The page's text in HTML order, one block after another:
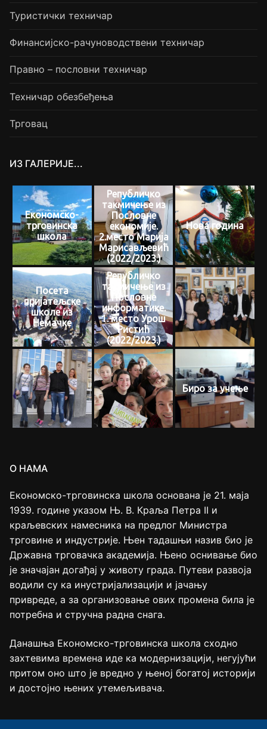
Туристички техничар
Финансијско-рачуноводствени техничар
Правно – пословни техничар
Техничар обезбеђења
Трговац
ИЗ ГАЛЕРИЈЕ...
Економско-
трговинска
школа
Републичко
такмичење из
Пословне
економије.
2.место Марија
Марисављевић
(2022/2023.)
Нова година
Посета
пријатељске
школе из
Немачке
Републичко
такмичење из
Пословне
информатике.
1. место Урош
Ристић
(2022/2023.)
Биро за учење
О НАМА
Економско-трговинска школа основана је 21. маја
1939. године указом Њ. В. Краља Петра II и
краљевских намесника на предлог Министра
трговине и индустрије. Њен тадашњи назив био је
Државна трговачка академија. Њено оснивање био
је значајан догађај у животу града. Путеви развоја
водили су ка инустријализацији и јачању
привреде, а за организовање ових промена била је
потребна и стручна радна снага.
Данашња Економско-трговинска школа сходно
захтевима времена иде ка модернизацији, негујући
притом оно што је вредно у њеној богатој историји
и достојно њених утемељивача.